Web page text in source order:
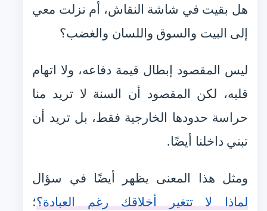
هل بقيت في شاشة النقاش، أم نزلت معي
إلى البيت والسوق واللسان والغضب؟
ليس المقصود إبطال قيمة دفاعه، ولا اتهام
قلبه، لكن المقصود أن السنة لا تريد منا
حراسة حدودها الخارجية فقط، بل تريد أن
تبني داخلنا أيضًا.
ومثل هذا المعنى يظهر أيضًا في سؤال
لماذا لا تتغير أخلاقك رغم العبادة؟؛